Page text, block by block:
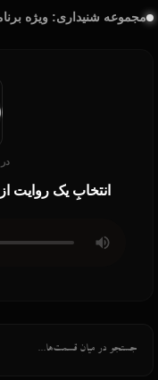
مجموعه شنیداری: ویژه
انتخابِ یک روایت